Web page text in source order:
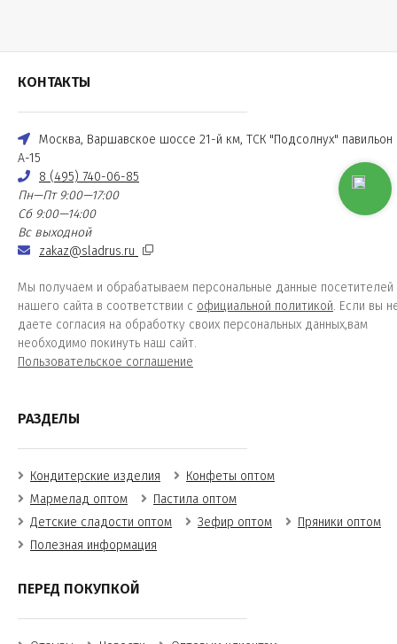
КОНТАКТЫ
Москва, Варшавское шоссе 21-й км, ТСК "Подсолнух" павильон
А-15
8 (495) 740-06-85
Пн—Пт 9:00—17:00
Сб 9:00—14:00
Вс выходной
zakaz@sladrus.ru
Мы получаем и обрабатываем персональные данные посетителей
нашего сайта в соответствии с официальной политикой. Если вы
даете согласия на обработку своих персональных данных,вам
необходимо покинуть наш сайт.
Пользовательское соглашение
РАЗДЕЛЫ
Кондитерские изделия
Конфеты оптом
Мармелад оптом
Пастила оптом
Детские сладости оптом
Зефир оптом
Пряники оптом
Полезная информация
ПЕРЕД ПОКУПКОЙ